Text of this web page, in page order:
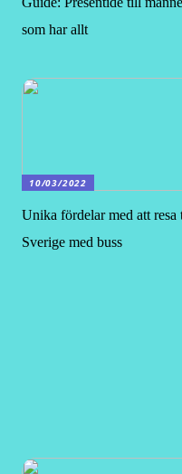
som har allt
10/03/2022
Unika fördelar med att resa
Sverige med buss